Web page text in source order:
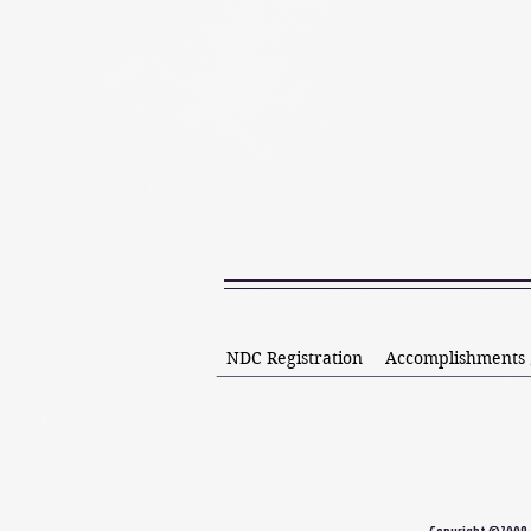
NDC Registration Accomplishments